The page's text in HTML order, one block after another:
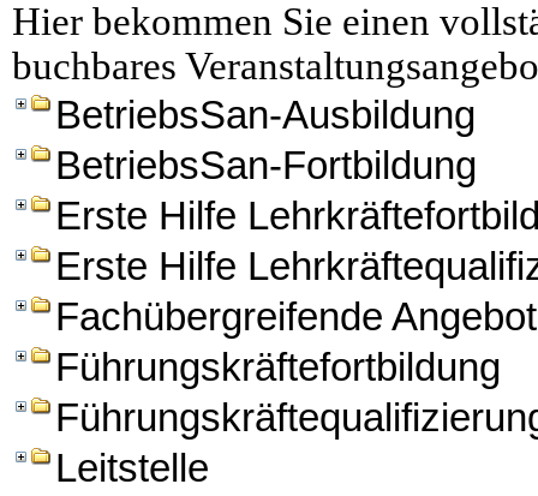
Hier bekommen Sie einen
buchbares
BetriebsSan-Ausbildung
BetriebsSan-Fortbildung
Erste Hilfe
Erste Hilfe
Fachübergreifende
Führungskräftefortbildung
Leitstelle